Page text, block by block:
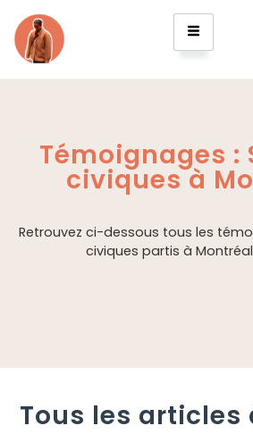
Témoignages :
civiques à
Retrouvez ci-dessous tous les
civiques partis à
Tous les articles